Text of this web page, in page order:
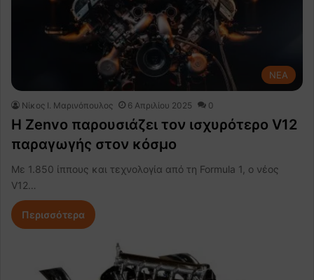
NEA
Nίκος Ι. Mαρινόπουλος 6 Απριλίου 2025 0
Η Zenvo παρουσιάζει τον ισχυρότερο V12
παραγωγής στον κόσμο
Με 1.850 ίππους και τεχνολογία από τη Formula 1, ο νέος
V12…
Περισσότερα